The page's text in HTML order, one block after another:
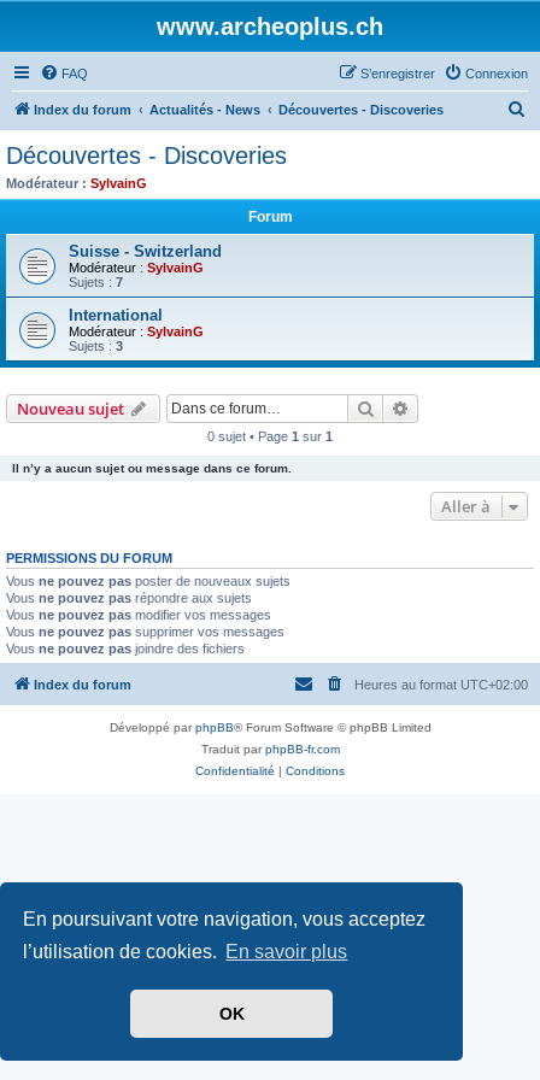
En poursuivant votre navigation, vous acceptez
l’utilisation de cookies. En savoir plus
OK
www.archeoplus.ch
FAQ Connexion
S’enregistrer
Index du forum Actualités - News Découvertes - Discoveries
r
Découvertes - Discoveries
Modérateur : SylvainG
Forum
Suisse - Switzerland
Modérateur : SylvainG
Sujets : 7
International
Modérateur : SylvainG
Sujets : 3
Nouveau sujet Rechercher
0 sujet • Page 1 sur 1
Il n’y a aucun sujet ou message dans ce forum.
Aller à
PERMISSIONS DU FORUM
Vous ne pouvez pas poster de nouveaux sujets
Vous ne pouvez pas répondre aux sujets
Vous ne pouvez pas modifier vos messages
Vous ne pouvez pas supprimer vos messages
Vous ne pouvez pas joindre des fichiers
Index du forum Heures au format UTC+02:00
Développé parphpBB® Forum Software © phpBB Limited
Traduit parphpBB-fr.com
Confidentialité | Conditions